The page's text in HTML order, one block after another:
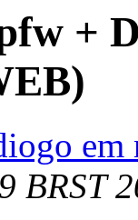
+
em
BRST